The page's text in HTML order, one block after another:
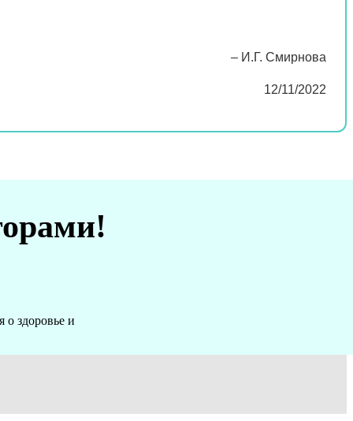
– И.Г. Смирнова
12/11/2022
о здоровье и